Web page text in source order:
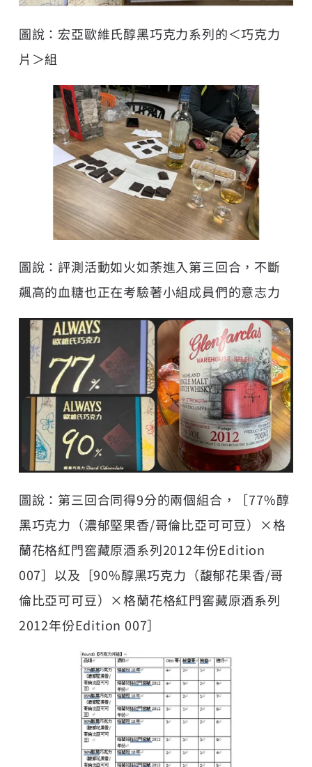
圖說：宏亞歐維氏醇黑巧克力系列的＜巧克力
片＞組
圖說：評測活動如火如荼進入第三回合，不斷
飆高的血糖也正在考驗著小組成員們的意志力
圖說：第三回合同得9分的兩個組合，［77%醇
黑巧克力（濃郁堅果香/哥倫比亞可可豆）×格
蘭花格紅門窖藏原酒系列2012年份Edition
007］以及［90%醇黑巧克力（馥郁花果香/哥
倫比亞可可豆）×格蘭花格紅門窖藏原酒系列
2012年份Edition 007］